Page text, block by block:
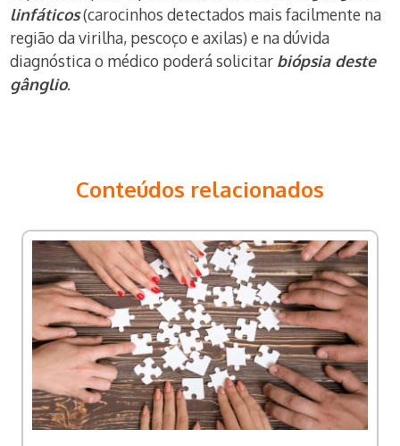
linfáticos(carocinhos detectados mais facilmente na
região da virilha, pescoço e axilas) e na dúvida
diagnóstica o médico poderá solicitar biópsia deste
gânglio.
Conteúdos relacionados